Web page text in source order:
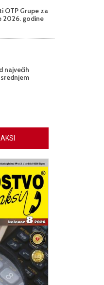
OTP Grupe za
2026. godine
najvećih